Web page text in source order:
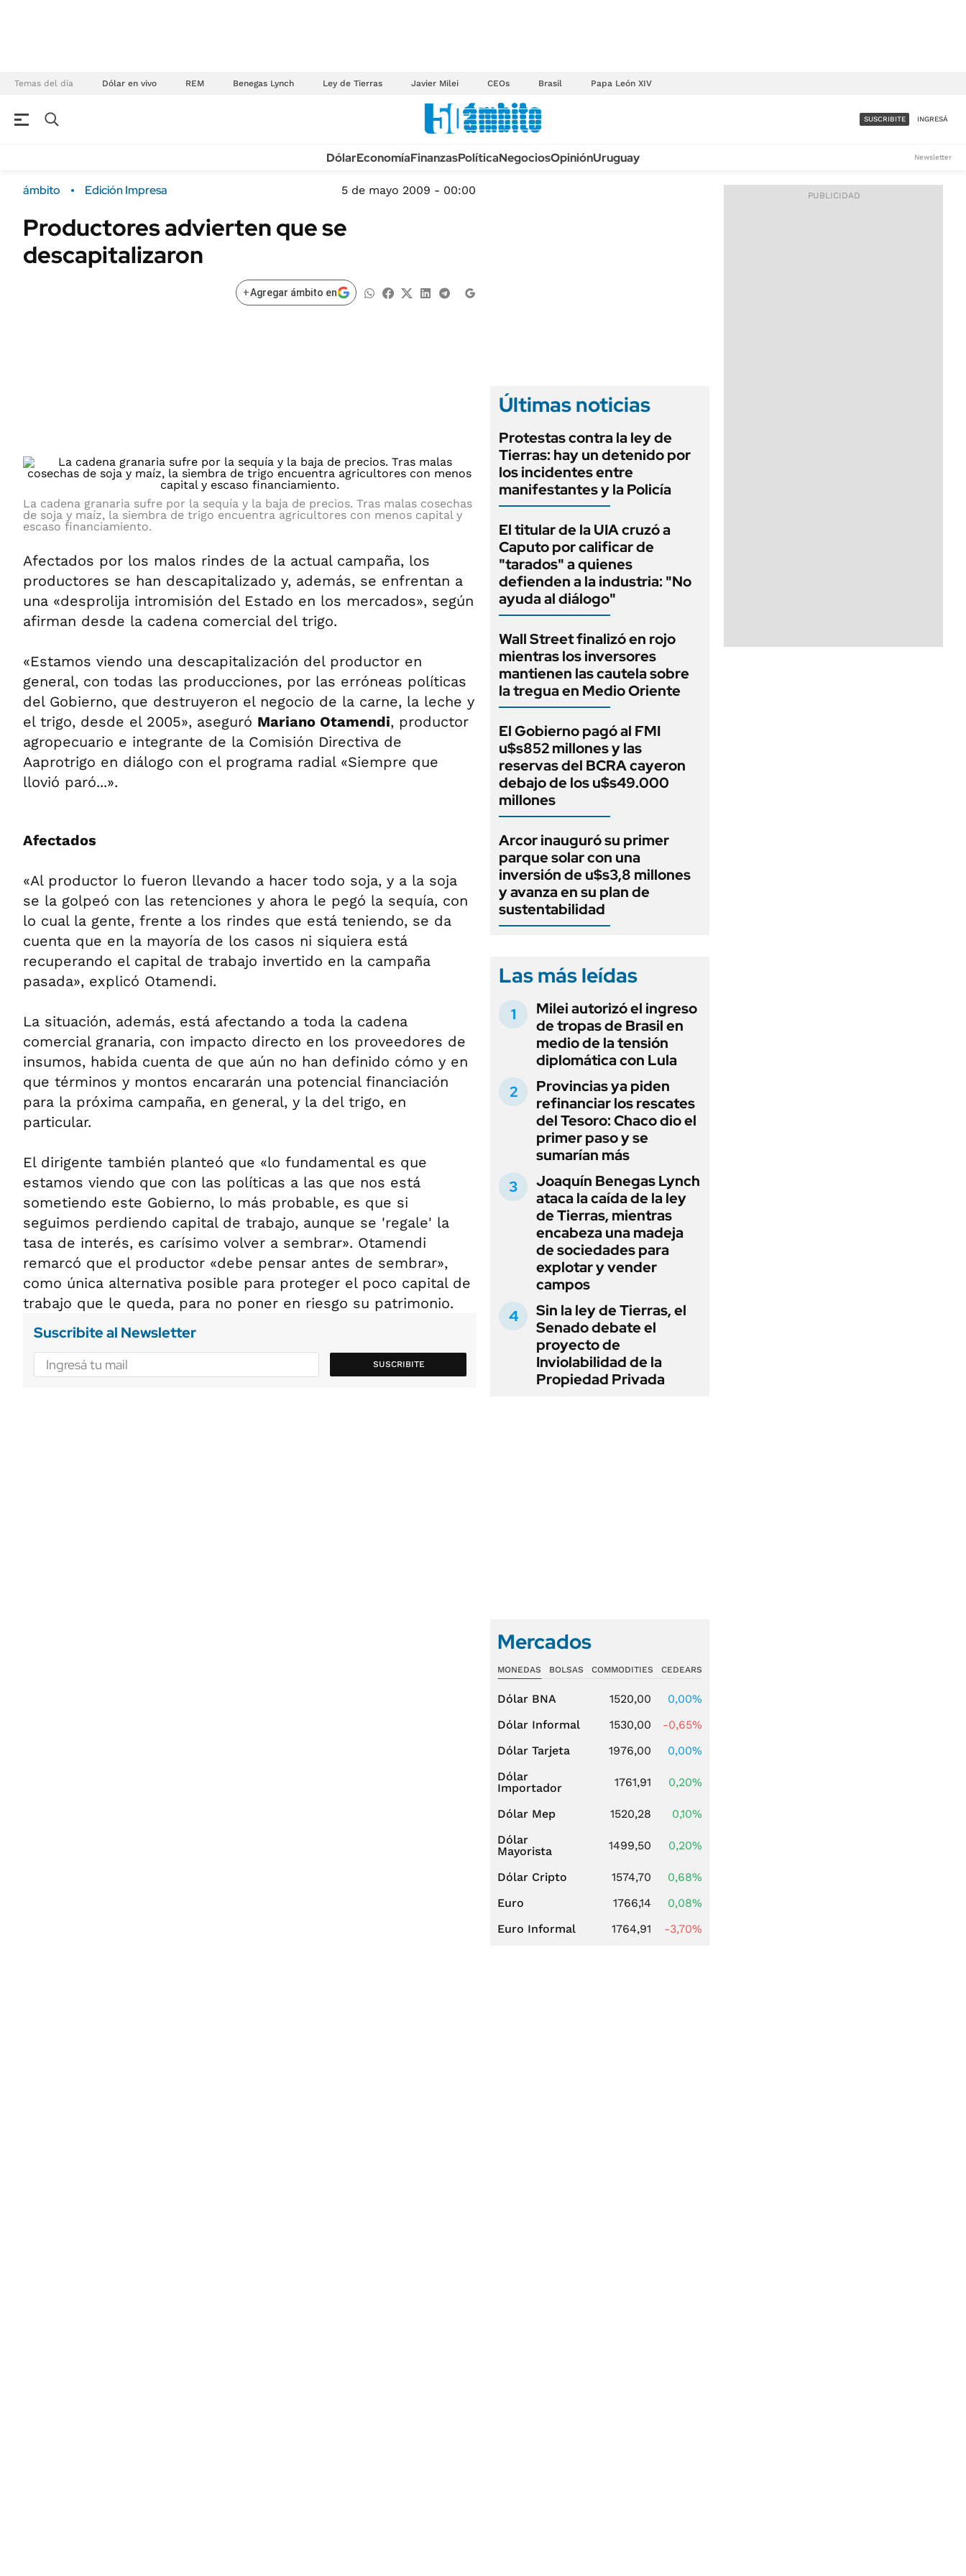
Temas del día Dólar en vivo REM Benegas Lynch Ley de Tierras Javier Milei CEOs Brasil Papa León XIV
Campo
FINANZAS
Sustentabilidad
POLÍTICA
TECNOLOGÍA
MÉXICO
ACCESO FULL - $1.800/MES
SUSCRIBITE INGRESÁ
DólarEconomíaFinanzasPolíticaNegociosOpiniónUruguay Newsletter
ámbito Edición Impresa 5 de mayo 2009 - 00:00
Productores advierten que se
descapitalizaron
+Agregar ámbito en
La cadena granaria sufre por la sequía y la baja de precios. Tras malas cosechas
de soja y maíz, la siembra de trigo encuentra agricultores con menos capital y
escaso financiamiento.
Afectados por los malos rindes de la actual campaña, los
productores se han descapitalizado y, además, se enfrentan a
una «desprolija intromisión del Estado en los mercados», según
afirman desde la cadena comercial del trigo.
«Estamos viendo una descapitalización del productor en
general, con todas las producciones, por las erróneas políticas
del Gobierno, que destruyeron el negocio de la carne, la leche y
el trigo, desde el 2005», aseguró Mariano Otamendi, productor
agropecuario e integrante de la Comisión Directiva de
Aaprotrigo en diálogo con el programa radial «Siempre que
llovió paró...».
Afectados
«Al productor lo fueron llevando a hacer todo soja, y a la soja
se la golpeó con las retenciones y ahora le pegó la sequía, con
lo cual la gente, frente a los rindes que está teniendo, se da
cuenta que en la mayoría de los casos ni siquiera está
recuperando el capital de trabajo invertido en la campaña
pasada», explicó Otamendi.
La situación, además, está afectando a toda la cadena
comercial granaria, con impacto directo en los proveedores de
insumos, habida cuenta de que aún no han definido cómo y en
que términos y montos encararán una potencial financiación
para la próxima campaña, en general, y la del trigo, en
particular.
El dirigente también planteó que «lo fundamental es que
estamos viendo que con las políticas a las que nos está
sometiendo este Gobierno, lo más probable, es que si
seguimos perdiendo capital de trabajo, aunque se 'regale' la
tasa de interés, es carísimo volver a sembrar». Otamendi
remarcó que el productor «debe pensar antes de sembrar»,
como única alternativa posible para proteger el poco capital de
trabajo que le queda, para no poner en riesgo su patrimonio.
Suscribite al Newsletter
SUSCRIBITE
Últimas noticias
Protestas contra la ley de
Tierras: hay un detenido por
los incidentes entre
manifestantes y la Policía
El titular de la UIA cruzó a
Caputo por calificar de
"tarados" a quienes
defienden a la industria: "No
ayuda al diálogo"
Wall Street finalizó en rojo
mientras los inversores
mantienen las cautela sobre
la tregua en Medio Oriente
El Gobierno pagó al FMI
u$s852 millones y las
reservas del BCRA cayeron
debajo de los u$s49.000
millones
Arcor inauguró su primer
parque solar con una
inversión de u$s3,8 millones
y avanza en su plan de
sustentabilidad
Las más leídas
Milei autorizó el ingreso
de tropas de Brasil en
medio de la tensión
diplomática con Lula
Provincias ya piden
refinanciar los rescates
del Tesoro: Chaco dio el
primer paso y se
sumarían más
Joaquín Benegas Lynch
ataca la caída de la ley
de Tierras, mientras
encabeza una madeja
de sociedades para
explotar y vender
campos
Sin la ley de Tierras, el
Senado debate el
proyecto de
Inviolabilidad de la
Propiedad Privada
Mercados
MONEDAS BOLSAS COMMODITIES CEDEARS
Dólar BNA 1520,00
0,00%
Dólar Informal
1530,00
-0,65%
Dólar Tarjeta
1976,00
0,00%
Dólar
Importador
1761,91 0,20%
Dólar Mep 1520,28
0,10%
Dólar
Mayorista
1499,50 0,20%
Dólar Cripto 1574,70
0,68%
Euro
1766,14
0,08%
Euro Informal
1764,91 -3,70%